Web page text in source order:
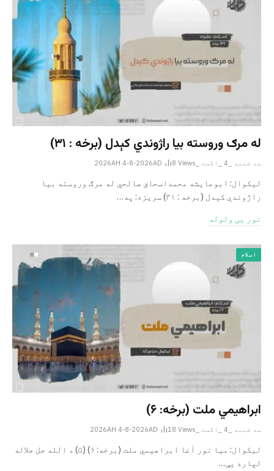
له مرګ وروسته بیا راژوندي کېدل (برخه : ۳۱)
سه شنبه _4 _اگست _2026AH 4-8-2026AD 8 Views
لیکوال: ابوعایشه محمداسحاق صالحي له مرګ وروسته بیا
راژوندي کېدل (برخه : ۳۱) سریزه: په…
نور یی ولوله
اسلام
ابراهيمي ملت (برخه: ۶)
سه شنبه _4 _اگست _2026AH 4-8-2026AD 18 Views
ليکوال: میا نور آغا ابراهيمي ملت (برخه: ۶) (۵) د الله جل جلاله
لپاره یې…